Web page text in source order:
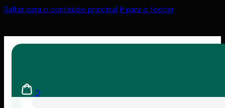
Saltar para o conteúdo principal Ir para o footer
0